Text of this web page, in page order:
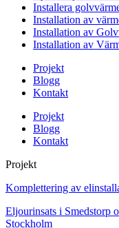
Installera
Installation av
Installation av
Installation av
Projekt
Blogg
Kontakt
Projekt
Blogg
Kontakt
Projekt
Komplettering av
Eljourinsats i Smedstorp
Stockholm